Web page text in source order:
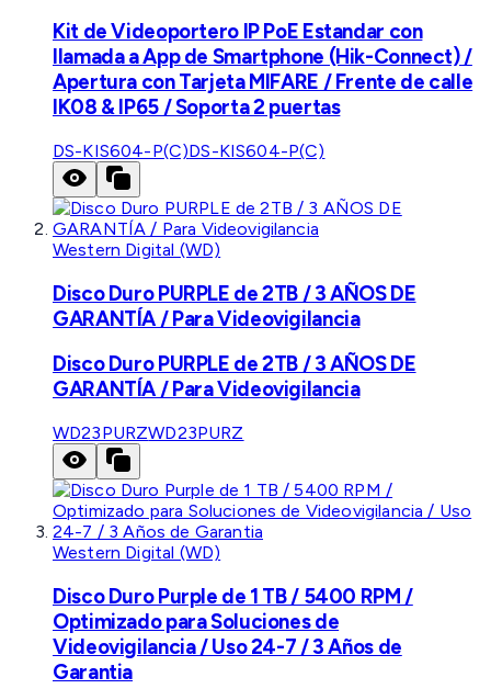
Kit de Videoportero IP PoE Estandar con
llamada a App de Smartphone (Hik-Connect) /
Apertura con Tarjeta MIFARE / Frente de calle
IK08 & IP65 / Soporta 2 puertas
DS-KIS604-P(C)DS-KIS604-P(C)
Western Digital (WD)
Disco Duro PURPLE de 2TB / 3 AÑOS DE
GARANTÍA / Para Videovigilancia
Disco Duro PURPLE de 2TB / 3 AÑOS DE
GARANTÍA / Para Videovigilancia
WD23PURZWD23PURZ
Western Digital (WD)
Disco Duro Purple de 1 TB / 5400 RPM /
Optimizado para Soluciones de
Videovigilancia / Uso 24-7 / 3 Años de
Garantia